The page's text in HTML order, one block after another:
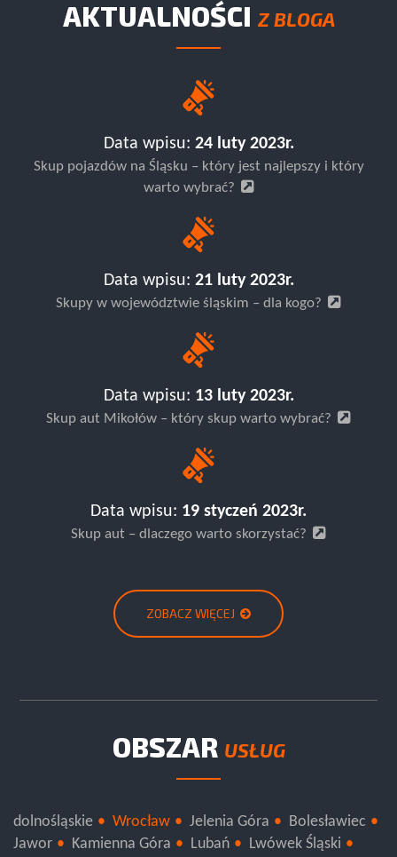
AKTUALNOŚCI Z BLOGA
Data wpisu: 24 luty 2023r.
Skup pojazdów na Śląsku – który jest najlepszy i który
warto wybrać?
Data wpisu: 21 luty 2023r.
Skupy w województwie śląskim – dla kogo?
Data wpisu: 13 luty 2023r.
Skup aut Mikołów – który skup warto wybrać?
Data wpisu: 19 styczeń 2023r.
Skup aut – dlaczego warto skorzystać?
ZOBACZ WIĘCEJ
OBSZAR
dolnośląskie Wrocław Jelenia Góra
Bolesławiec